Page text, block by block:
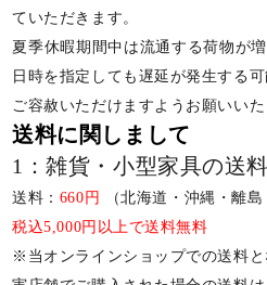
ていただきます。
夏季休暇期間中は流通する荷物が
日時を指定しても遅延が発生する可
ご容赦いただけますようお願いいた
送料に関しまして
1：雑貨・小型家具の送料
送料： 660円
（北海道・沖縄・離
税込5,000円以上で送料無料
※当オンラインショップでの送料と